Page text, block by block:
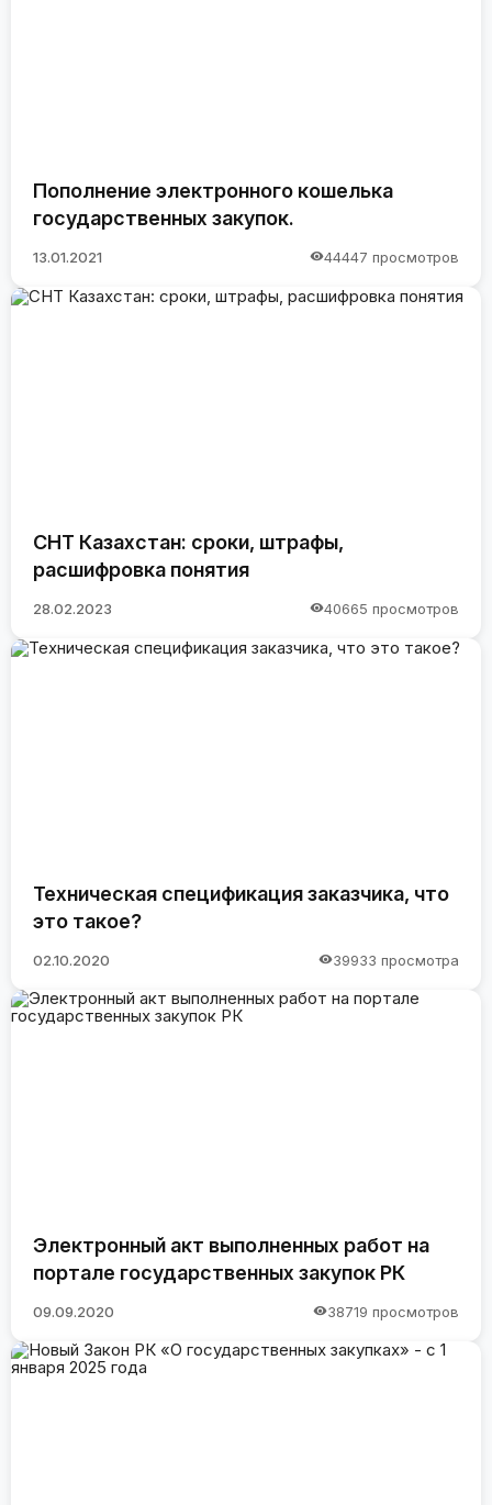
Пополнение электронного кошелька
государственных закупок.
13.01.2021 44447 просмотров
СНТ Казахстан: сроки, штрафы,
расшифровка понятия
28.02.2023 40665 просмотров
Техническая спецификация заказчика, что
это такое?
02.10.2020 39933 просмотра
Электронный акт выполненных работ на
портале государственных закупок РК
09.09.2020 38719 просмотров